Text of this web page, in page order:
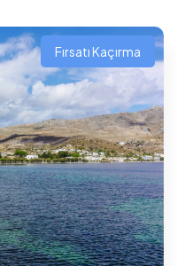
Fırsatı Kaçırma